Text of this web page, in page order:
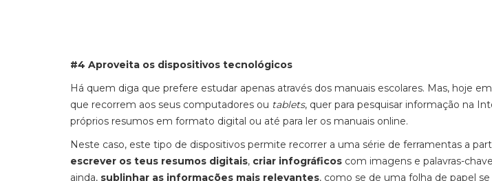
#4 Aproveita os dispositivos tecnológicos
Há quem diga que prefere estudar apenas através dos manuais escolares. Mas, hoje
que recorrem aos seus computadores ou tablets, quer para pesquisar informação na
próprios resumos em formato digital ou até para ler os manuais online.
Neste caso, este tipo de dispositivos permite recorrer a uma série de ferramentas a
escrever os teus resumos digitais, criar infográficos com imagens e palavras-
ainda, sublinhar as informações mais relevantes, como se de uma folha de papel se